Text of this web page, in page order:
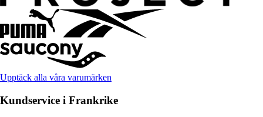
Upptäck alla våra varumärken
Kundservice i Frankrike